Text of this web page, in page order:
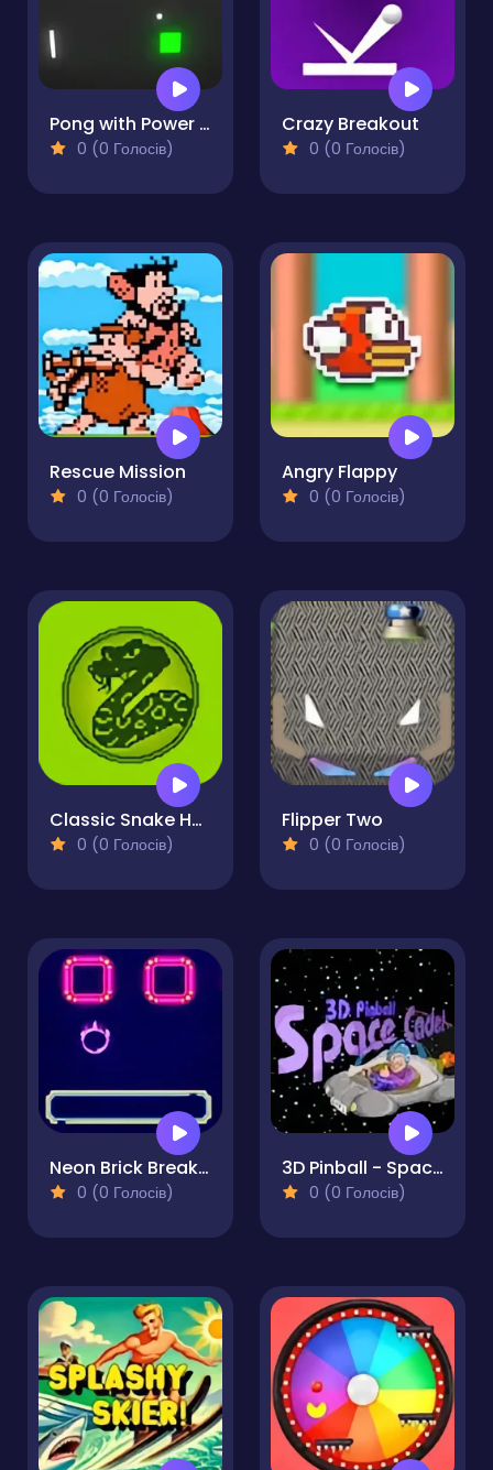
Pong with Power Ups
0 (0 Голосів)
Crazy Breakout
0 (0 Голосів)
Rescue Mission
0 (0 Голосів)
Angry Flappy
0 (0 Голосів)
Classic Snake HTML5
0 (0 Голосів)
Flipper Two
0 (0 Голосів)
Neon Brick Breaker
0 (0 Голосів)
3D Pinball - Space Cadet
0 (0 Голосів)